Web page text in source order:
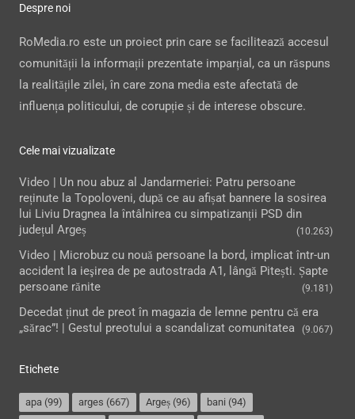
Despre noi
RoMedia.ro este un proiect prin care se facilitează accesul
comunității la informații prezentate imparțial, ca un răspuns
la realitățile zilei, în care zona media este afectată de
influența politicului, de corupție și de interese obscure.
Cele mai vizualizate
Video | Un nou abuz al Jandarmeriei: Patru persoane
reținute la Topoloveni, după ce au afișat bannere la sosirea
lui Liviu Dragnea la întâlnirea cu simpatizanții PSD din
județul Argeș
(10.263)
Video | Microbuz cu nouă persoane la bord, implicat într-un
accident la ieşirea de pe autostrada A1, lângă Pitești. Șapte
persoane rănite
(9.181)
Decedat ținut de preot în magazia de lemne pentru că era
„sărac”! | Gestul preotului a scandalizat comunitatea
(9.067)
Etichete
apa (99) arges (667) Argeș (96) bani (94)